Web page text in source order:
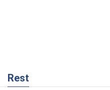
Rest